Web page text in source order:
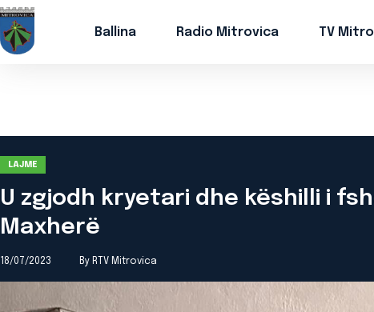
Ballina Radio Mitrovica TV
LAJME
U zgjodh kryetari dhe këshilli i
Maxherë
18/07/2023 By RTV Mitrovica